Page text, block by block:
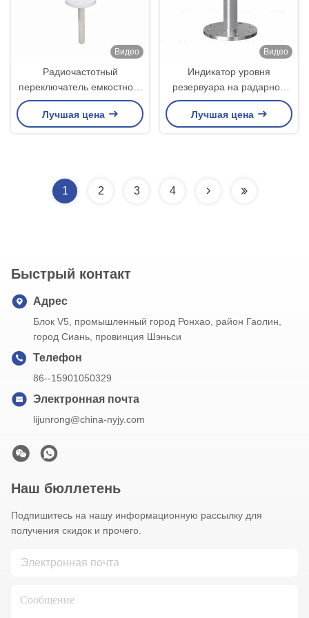
Видео
Радиочастотный
переключатель емкостного
уровня для измерения
жидкости
Лучшая цена
Видео
Индикатор уровня
резервуара на радарной
базе
Лучшая цена
1 2 3 4
Быстрый контакт
Адрес
Блок V5, промышленный город Ронхао, район Гаолин,
город Сиань, провинция Шэньси
Телефон
86--15901050329
Электронная почта
lijunrong@china-nyjy.com
Наш бюллетень
Подпишитесь на нашу информационную рассылку для
получения скидок и прочего.